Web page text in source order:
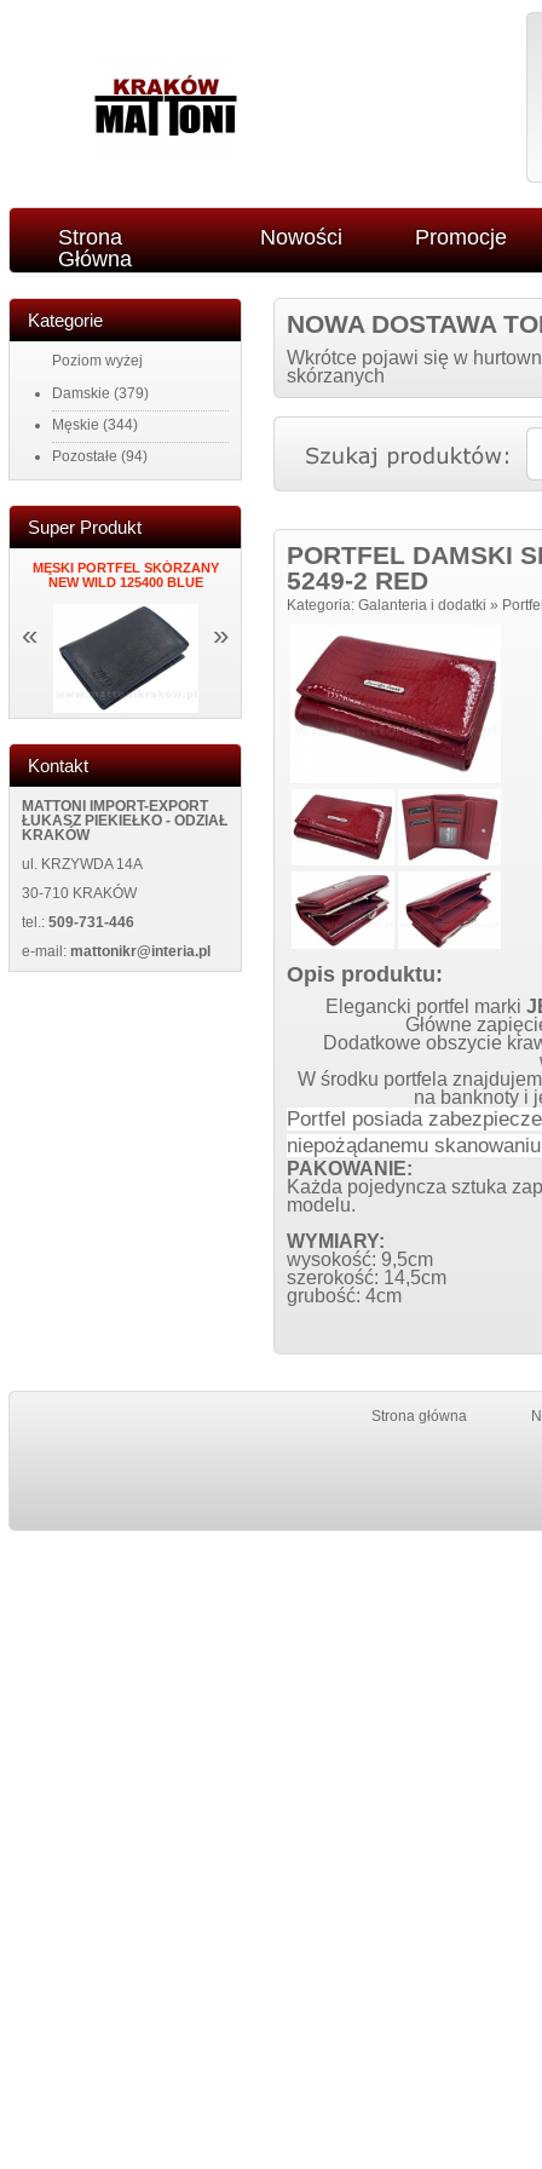
Strona
Główna
Nowości Promocje
Kategorie
Poziom wyżej
Damskie (379)
Męskie (344)
Pozostałe (94)
Super Produkt
MĘSKI PORTFEL SKÓRZANY
NEW WILD 125400 BLUE
PORTFEL DAMSKI ITALY K34
BLUE
ZEGAR
« »
Kontakt
MATTONI IMPORT-EXPORT
ŁUKASZ PIEKIEŁKO - ODZIAŁ
KRAKÓW
ul. KRZYWDA 14A
30-710 KRAKÓW
tel.: 509-731-446
e-mail: mattonikr@interia.pl
NOWA DOSTAWA
Wkrótce pojawi się w
skórzanych
PORTFEL DAMSKI
5249-2 RED
Kategoria: Galanteria i dodatki »
Opis produktu:
Elegancki portfel marki
Główne
Dodatkowe obszycie
W środku portfela
na banknoty i
Portfel posiada
niepożądanemu
PAKOWANIE:
Każda pojedyncza sztuka
modelu.
WYMIARY:
wysokość: 9,5cm
szerokość: 14,5cm
grubość: 4cm
Strona główna